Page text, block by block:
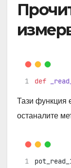
def
Тази функция
останалите